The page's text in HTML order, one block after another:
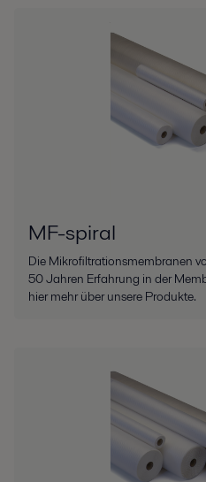
MF-spiral
Die Mikrofiltrationsmembranen
50 Jahren Erfahrung in der
hier mehr über unsere Produkte.